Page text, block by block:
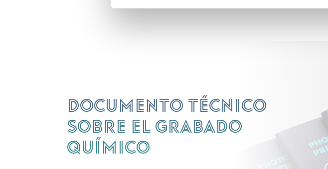
Documento técnico
sobre el grabado
químico